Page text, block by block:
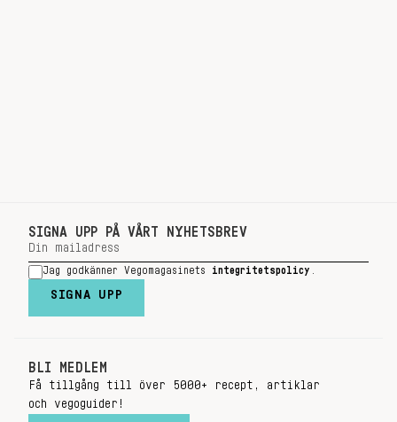
SIGNA UPP PÅ VÅRT NYHETSBREV
Jag godkänner Vegomagasinets integritetspolicy
SIGNA UPP
BLI MEDLEM
Få tillgång till över 5000+ recept, artiklar
och vegoguider!